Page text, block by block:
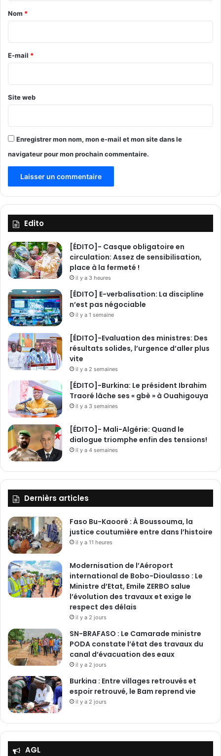
u
t
a
r
e
a
e
c
l
C
h
f
d
l
’
a
g
r
o
s
e
r
K
n
t
b
a
r
e
Nom *
E-mail *
Site web
Enregistrer mon nom, mon e-mail et mon site dans le
navigateur pour mon prochain commentaire.
Edito
[ÉDITO]- Casque obligatoire en
circulation: Assez de sensibilisation,
place à la fermeté !
il y a 3 heures
[ÉDITO] E-verbalisation: La discipline
n’est pas négociable
il y a 1 semaine
[ÉDITO]-Evaluation des ministres: Des
résultats solides, l’urgence d’aller plus
vite
il y a 2 semaines
[ÉDITO]-Burkina: Le président Ibrahim
Traoré lâche ses « gbè » à Ouahigouya
il y a 3 semaines
[ÉDITO]- Mali-Algérie: Quand le
dialogue triomphe enfin des tensions!
il y a 4 semaines
Dernièrs articles
Faso Bu-Kaooré : À Boussouma, la
justice coutumière entre dans l’histoire
il y a 11 heures
Modernisation de l’Aéroport
international de Bobo-Dioulasso : Le
Ministre d’Etat, Emile ZERBO salue
l’évolution des travaux et exige le
respect des délais
il y a 2 jours
SN-BRAFASO : Le Camarade ministre
PODA constate l’état des travaux du
canal d’évacuation des eaux
il y a 2 jours
Burkina : Entre villages retrouvés et
espoir retrouvé, le Bam reprend vie
il y a 2 jours
AGL